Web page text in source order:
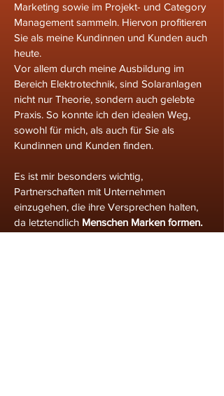
Marketing sowie im Projekt- und Category
Management sammeln. Hiervon profitieren
Sie als meine Kundinnen und Kunden auch
heute.
Vor allem durch meine Ausbildung im
Bereich Elektrotechnik, sind Solaranlagen
nicht nur Theorie, sondern auch gelebte
Praxis. So konnte ich den idealen Weg,
sowohl für mich, als auch für Sie als
Kundinnen und Kunden finden.
Es ist mir besonders wichtig,
Partnerschaften mit Unternehmen
einzugehen, die ihre Versprechen halten,
da letztendlich Menschen Marken formen.